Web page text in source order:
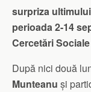
surpriza
perioada 2-14
Cercetări
După nici două
Munteanu și